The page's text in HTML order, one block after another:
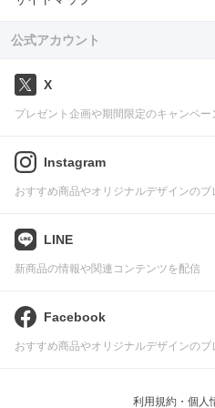
公式アカウント
X
プレゼント企画や期間限定のキャンペー
Instagram
おすすめ商品やオリジナルデザインのブ
LINE
新商品の情報や関連コンテンツを配信
Facebook
おすすめ商品やオリジナルデザインのブ
利用規約・個人